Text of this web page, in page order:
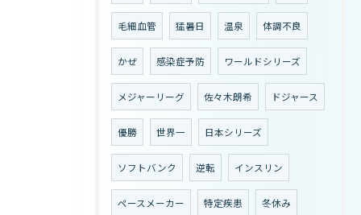
毛細血管 猛暑日 温泉 体調不良
かぜ 感染症予防 ワールドシリーズ
メジャーリーグ 佐々木朗希 ドジャース
優勝 世界一 日本シリーズ
ソフトバンク 逆転 インスリン
ペースメーカー 特定疾患 冬休み